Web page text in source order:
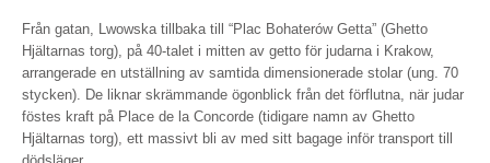
Från gatan, Lwowska tillbaka till “Plac Bohaterów Getta” (Ghetto
Hjältarnas torg), på 40-talet i mitten av getto för judarna i Krakow,
arrangerade en utställning av samtida dimensionerade stolar (ung. 70
stycken). De liknar skrämmande ögonblick från det förflutna, när judar
föstes kraft på Place de la Concorde (tidigare namn av Ghetto
Hjältarnas torg), ett massivt bli av med sitt bagage inför transport till